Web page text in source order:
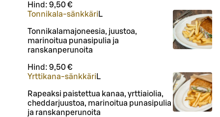
Hind: 9,50 €
Tonnikala-sänkkäri L
Tonnikalamajoneesia, juustoa,
marinoitua punasipulia ja
ranskanperunoita
Hind: 9,50 €
Yrttikana-sänkkäri L
Rapeaksi paistettua kanaa, yrttiaiolia,
cheddarjuustoa, marinoitua punasipulia
ja ranskanperunoita